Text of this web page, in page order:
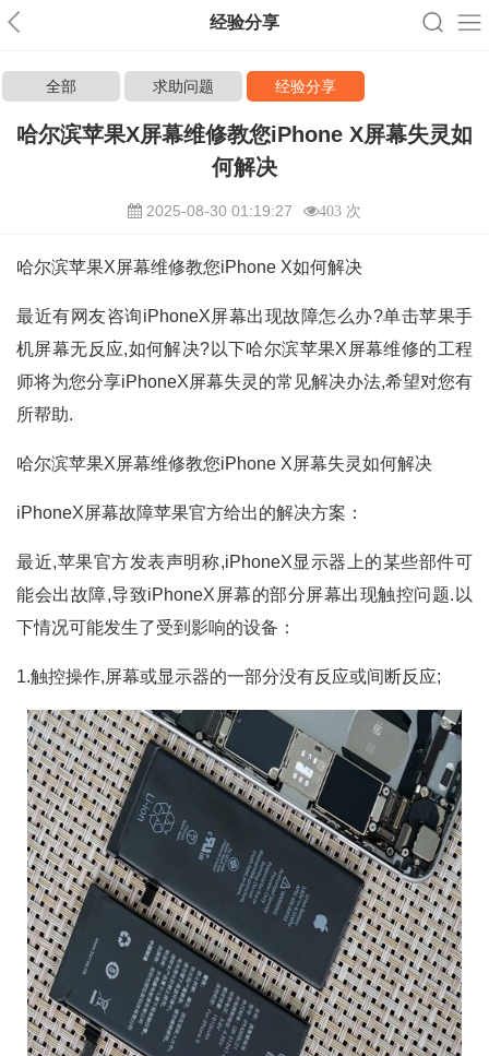
经验分享
全部 求助问题 经验分享
哈尔滨苹果X屏幕维修教您iPhone X屏幕失灵如
何解决
2025-08-30 01:19:27 403 次
哈尔滨苹果X屏幕维修教您iPhone X如何解决
最近有网友咨询iPhoneX屏幕出现故障怎么办?单击苹果手
机屏幕无反应,如何解决?以下哈尔滨苹果X屏幕维修的工程
师将为您分享iPhoneX屏幕失灵的常见解决办法,希望对您有
所帮助.
哈尔滨苹果X屏幕维修教您iPhone X屏幕失灵如何解决
iPhoneX屏幕故障苹果官方给出的解决方案：
最近,苹果官方发表声明称,iPhoneX显示器上的某些部件可
能会出故障,导致iPhoneX屏幕的部分屏幕出现触控问题.以
下情况可能发生了受到影响的设备：
1.触控操作,屏幕或显示器的一部分没有反应或间断反应;